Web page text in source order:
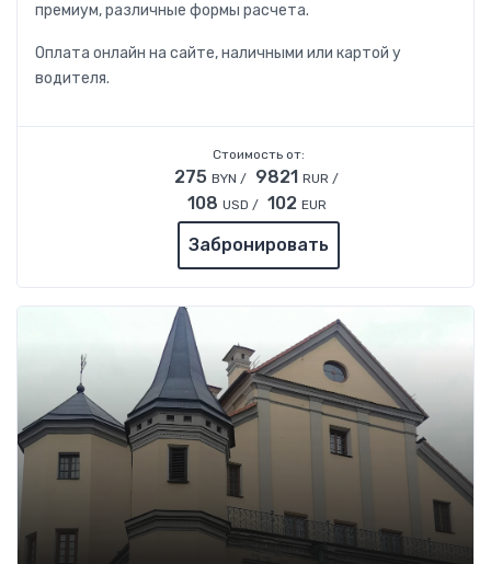
премиум, различные формы расчета.
Оплата онлайн на сайте, наличными или картой у
водителя.
Стоимость от:
275 BYN / 9821 RUR /
108 USD / 102 EUR
Забронировать